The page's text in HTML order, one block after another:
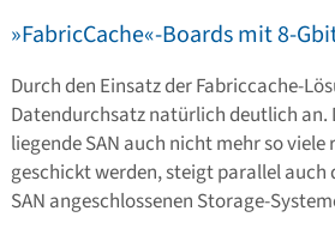
»FabricCache«-Boards mit 8-
Durch den Einsatz der Fabriccache-
Datendurchsatz natürlich deutlich an.
liegende SAN auch nicht mehr so
geschickt werden, steigt parallel auch
SAN angeschlossenen Storage-